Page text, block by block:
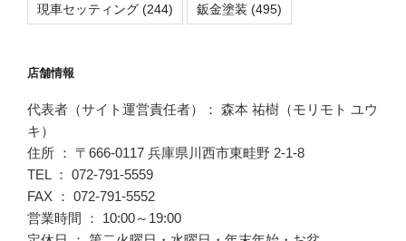
現車セッティング (244) 鈑金塗装 (495)
店舗情報
代表者（サイト運営責任者）： 森本 祐樹（モリモト ユウ
キ）
住所 ： 〒666-0117 兵庫県川西市東畦野 2-1-8
TEL ： 072-791-5559
FAX ： 072-791-5552
営業時間 ： 10:00～19:00